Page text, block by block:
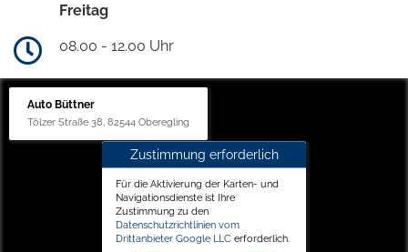
Freitag
08.00 - 12.00 Uhr
Auto Büttner
Tölzer Straße 38, 82544 Oberegling
Zustimmung erforderlich
Für die Aktivierung der Karten- und
Navigationsdienste ist Ihre
Zustimmung zu den
Datenschutzrichtlinien vom
Drittanbieter Google LLC erforderlich.